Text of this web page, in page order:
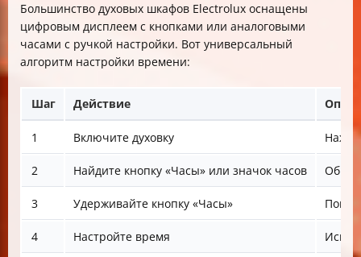
Большинство духовых шкафов Electrolux оснащены
цифровым дисплеем с кнопками или аналоговыми
часами с ручкой настройки. Вот универсальный
алгоритм настройки времени:
Шаг Действие
1 Включите духовку
2 Найдите кнопку «Часы» или значок часов
3 Удерживайте кнопку «Часы» Пока
4 Настройте время